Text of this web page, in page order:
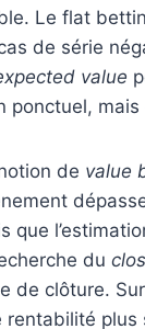
Le flat
de série
value
ponctuel,
de value
que
du
de clôture.
rentabilité plus